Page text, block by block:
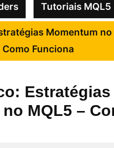
Tutoriais MQL5
Momentum no
Como Funciona
Estratégias
MQL5 –